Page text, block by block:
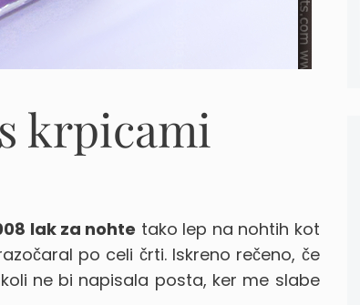
krpicami
lak za nohte tako lep na nohtih kot
po celi črti. Iskreno rečeno, če
ne bi napisala posta, ker me slabe